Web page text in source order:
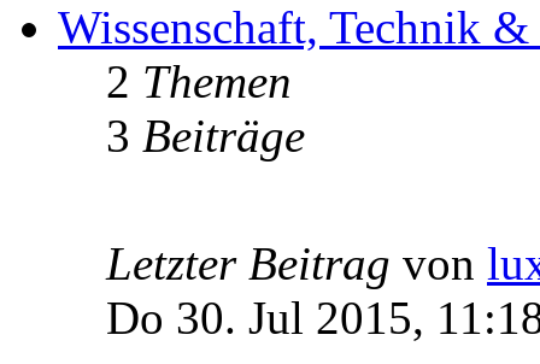
Wissenschaft, Technik
2 Themen
3 Beiträge
Letzter Beitrag von
Do 30. Jul 2015,